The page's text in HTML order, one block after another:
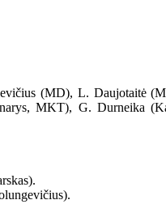
(MD), L. Daujotaitė
MKT), G. Durneika